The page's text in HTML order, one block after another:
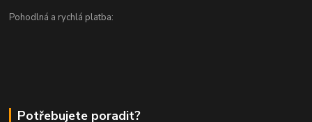
Pohodlná a rychlá platba:
Potřebujete poradit?